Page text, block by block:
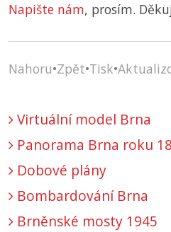
Napište nám, prosím.
Nahoru•Zpět•Tisk•
Virtuální model Brna
Panorama Brna roku
Dobové plány
Bombardování Brna
Brněnské mosty 1945